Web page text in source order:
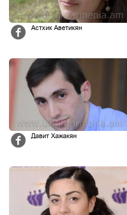
Астхик Аветикян
Давит Хажакян